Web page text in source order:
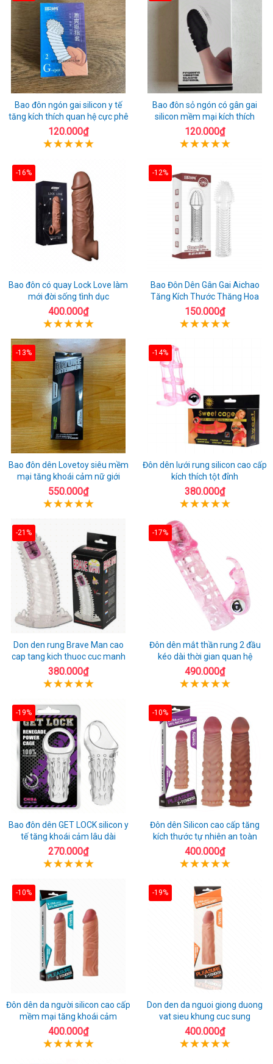
Bao đôn ngón gai silicon y tế
tăng kích thích quan hệ cực phê
120.000₫
Bao đôn sỏ ngón có gân gai
silicon mềm mại kích thích
120.000₫
-16%
Bao đôn có quay Lock Love làm
mới đời sống tình dục
400.000₫
-12%
Bao Đôn Dên Gân Gai Aichao
Tăng Kích Thước Thăng Hoa
150.000₫
-13%
Bao đôn dên Lovetoy siêu mềm
mại tăng khoái cảm nữ giới
550.000₫
-14%
Đôn dên lưới rung silicon cao cấp
kích thích tột đỉnh
380.000₫
-21%
Don den rung Brave Man cao
cap tang kich thuoc cuc manh
380.000₫
-17%
Đôn dên mắt thần rung 2 đầu
kéo dài thời gian quan hệ
490.000₫
-19%
Bao đôn dên GET LOCK silicon y
tế tăng khoái cảm lâu dài
270.000₫
-10%
Đôn dên Silicon cao cấp tăng
kích thước tự nhiên an toàn
400.000₫
-10%
Đôn dên da người silicon cao cấp
mềm mại tăng khoái cảm
400.000₫
-19%
Don den da nguoi giong duong
vat sieu khung cuc sung
400.000₫